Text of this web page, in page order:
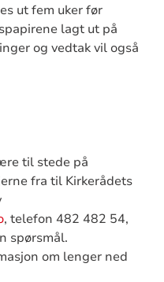
ut fem uker før
lagt ut på
og vedtak vil også
til stede på
fra til Kirkerådets
, telefon 482 482 54,
spørsmål.
om lenger ned